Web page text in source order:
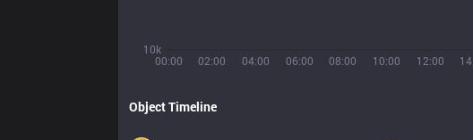
00:00 02:00 04:00 06:00 08:00 10:00 12:00
10k
Object Timeline